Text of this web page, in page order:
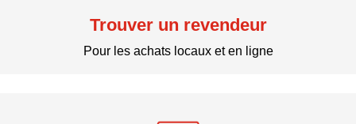
Trouver un revendeur
Pour les achats locaux et en ligne